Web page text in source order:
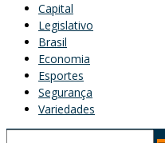
Capital
Legislativo
Brasil
Economia
Esportes
Segurança
Variedades